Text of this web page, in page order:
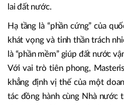
lai đất nước.
Hạ tầng là “phần cứng” của
khát vọng và tinh thần trách
là “phần mềm” giúp đất nước
Với vai trò tiên phong,
khẳng định vị thế của một
tác đồng hành cùng Nhà nước